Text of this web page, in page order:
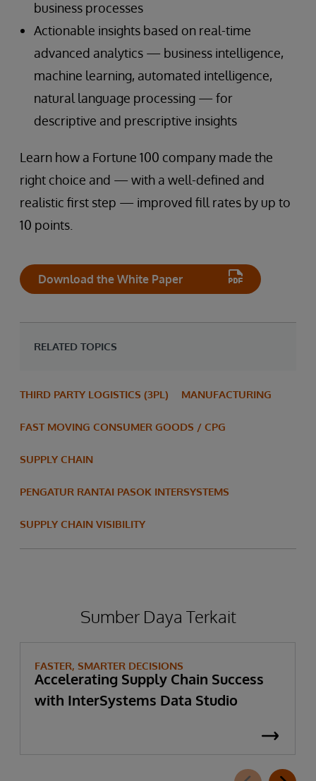
business processes
Actionable insights based on real-time
advanced analytics — business intelligence,
machine learning, automated intelligence,
natural language processing — for
descriptive and prescriptive insights
Learn how a Fortune 100 company made the
right choice and — with a well-defined and
realistic first step — improved fill rates by up to
10 points.
Download the White Paper
RELATED TOPICS
THIRD PARTY LOGISTICS (3PL) MANUFACTURING
FAST MOVING CONSUMER GOODS / CPG
SUPPLY CHAIN
PENGATUR RANTAI PASOK INTERSYSTEMS
SUPPLY CHAIN VISIBILITY
Sumber Daya Terkait
FASTER, SMARTER DECISIONS
Accelerating Supply Chain Success
with InterSystems Data Studio